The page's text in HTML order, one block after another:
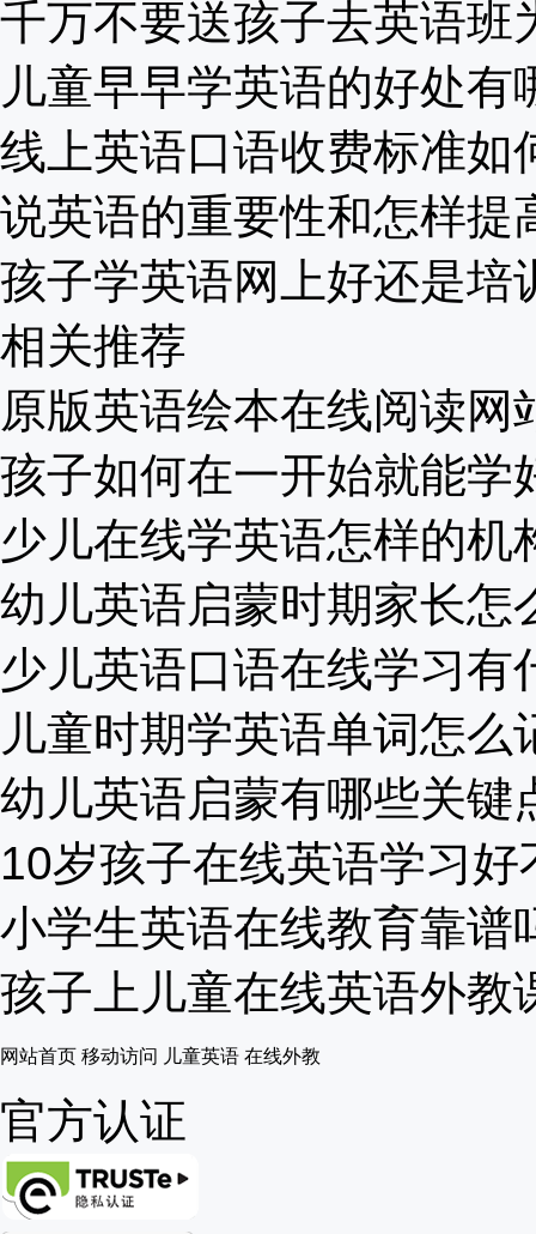
千万不要送孩子去英语班
儿童早早学英语的好处有
线上英语口语收费标准如
说英语的重要性和怎样提
孩子学英语网上好还是培
相关推荐
原版英语绘本在线阅读网
孩子如何在一开始就能学
少儿在线学英语怎样的机
幼儿英语启蒙时期家长怎
少儿英语口语在线学习有
儿童时期学英语单词怎么
幼儿英语启蒙有哪些关键
10岁孩子在线英语学习好
小学生英语在线教育靠谱
孩子上儿童在线英语外教
网站首页 移动访问 儿童英语 在线外教
官方认证